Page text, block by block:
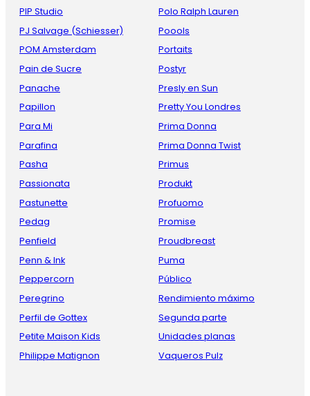
PIP Studio
PJ Salvage (Schiesser)
POM Amsterdam
Pain de Sucre
Panache
Papillon
Para Mi
Parafina
Pasha
Passionata
Pastunette
Pedag
Penfield
Penn & Ink
Peppercorn
Peregrino
Perfil de Gottex
Petite Maison Kids
Philippe Matignon
Polo Ralph Lauren
Poools
Portaits
Postyr
Presly en Sun
Pretty You Londres
Prima Donna
Prima Donna Twist
Primus
Produkt
Profuomo
Promise
Proudbreast
Puma
Público
Rendimiento máximo
Segunda parte
Unidades planas
Vaqueros Pulz